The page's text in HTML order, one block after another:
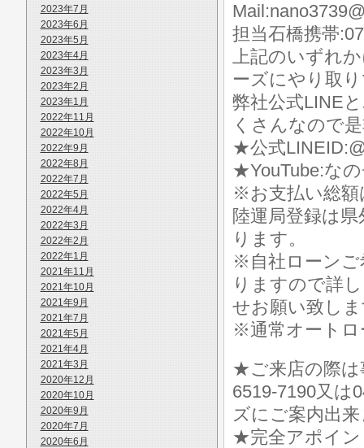
2023年7月
2023年6月
2023年5月
2023年4月
2023年3月
2023年2月
2023年1月
2022年11月
2022年10月
2022年9月
2022年8月
2022年7月
2022年5月
2022年4月
2022年3月
2022年2月
2022年1月
2021年11月
2021年10月
2021年9月
2021年7月
2021年5月
2021年4月
2021年3月
2020年12月
2020年10月
2020年9月
2020年7月
2020年6月
担当石橋携帯
上記のいずれ
ーズにやり取
弊社公式LINE
くさんなので
★公式
★YouTube:な
※お支払い総額
陸運局登録は
ります。
※自社ローンご
りますので詳
せお願い致し
※通常オートロ
★ご来店の際は
6519-7190又は
ズにご案内出
★完全アポイ